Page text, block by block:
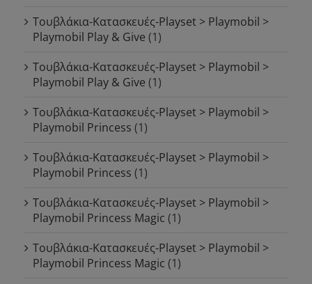
Τουβλάκια-Κατασκευές-Playset > Playmobil >
Playmobil Play & Give (1)
Τουβλάκια-Κατασκευές-Playset > Playmobil >
Playmobil Play & Give (1)
Τουβλάκια-Κατασκευές-Playset > Playmobil >
Playmobil Princess (1)
Τουβλάκια-Κατασκευές-Playset > Playmobil >
Playmobil Princess (1)
Τουβλάκια-Κατασκευές-Playset > Playmobil >
Playmobil Princess Magic (1)
Τουβλάκια-Κατασκευές-Playset > Playmobil >
Playmobil Princess Magic (1)